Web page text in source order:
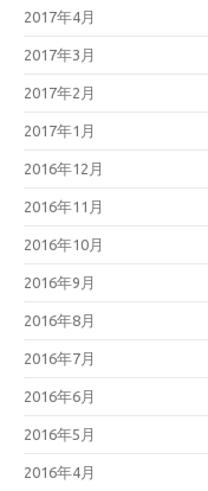
2017年4月
2017年3月
2017年2月
2017年1月
2016年12月
2016年11月
2016年10月
2016年9月
2016年8月
2016年7月
2016年6月
2016年5月
2016年4月